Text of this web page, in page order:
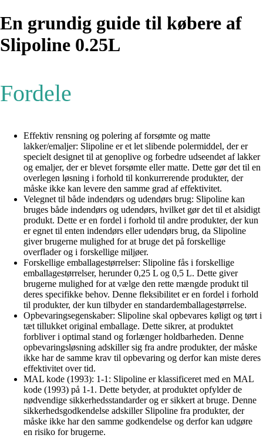
En grundig guide til købere af
Slipoline 0.25L
Fordele
Effektiv rensning og polering af forsømte og matte
lakker/emaljer: Slipoline er et let slibende polermiddel, der er
specielt designet til at genoplive og forbedre udseendet af lakker
og emaljer, der er blevet forsømte eller matte. Dette gør det til en
overlegen løsning i forhold til konkurrerende produkter, der
måske ikke kan levere den samme grad af effektivitet.
Velegnet til både indendørs og udendørs brug: Slipoline kan
bruges både indendørs og udendørs, hvilket gør det til et alsidigt
produkt. Dette er en fordel i forhold til andre produkter, der kun
er egnet til enten indendørs eller udendørs brug, da Slipoline
giver brugerne mulighed for at bruge det på forskellige
overflader og i forskellige miljøer.
Forskellige emballagestørrelser: Slipoline fås i forskellige
emballagestørrelser, herunder 0,25 L og 0,5 L. Dette giver
brugerne mulighed for at vælge den rette mængde produkt til
deres specifikke behov. Denne fleksibilitet er en fordel i forhold
til produkter, der kun tilbyder en standardemballagestørrelse.
Opbevaringsegenskaber: Slipoline skal opbevares køligt og tørt i
tæt tillukket original emballage. Dette sikrer, at produktet
forbliver i optimal stand og forlænger holdbarheden. Denne
opbevaringsløsning adskiller sig fra andre produkter, der måske
ikke har de samme krav til opbevaring og derfor kan miste deres
effektivitet over tid.
MAL kode (1993): 1-1: Slipoline er klassificeret med en MAL
kode (1993) på 1-1. Dette betyder, at produktet opfylder de
nødvendige sikkerhedsstandarder og er sikkert at bruge. Denne
sikkerhedsgodkendelse adskiller Slipoline fra produkter, der
måske ikke har den samme godkendelse og derfor kan udgøre
en risiko for brugerne.